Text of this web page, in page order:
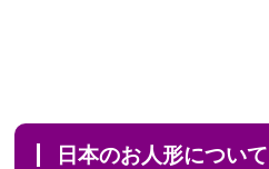
日本のお人形について